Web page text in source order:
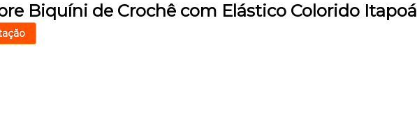
Biquíni de Crochê com Elástico Colorido Itapoá